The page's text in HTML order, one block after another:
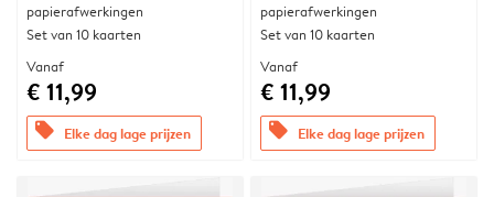
papierafwerkingen
Set van 10 kaarten
Vanaf
€ 11,99
offers Elke dag lage prijzen
papierafwerkingen
Set van 10 kaarten
Vanaf
€ 11,99
offers Elke dag lage prijzen